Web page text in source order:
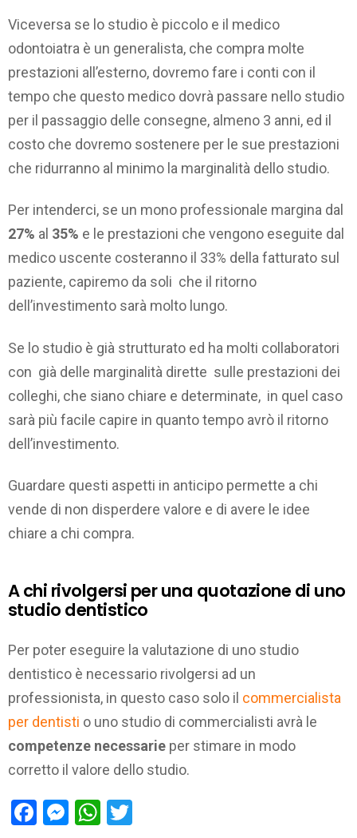
Viceversa se lo studio è piccolo e il medico
odontoiatra è un generalista, che compra molte
prestazioni all’esterno, dovremo fare i conti con il
tempo che questo medico dovrà passare nello studio
per il passaggio delle consegne, almeno 3 anni, ed il
costo che dovremo sostenere per le sue prestazioni
che ridurranno al minimo la marginalità dello studio.
Per intenderci, se un mono professionale margina dal
27% al 35% e le prestazioni che vengono eseguite dal
medico uscente costeranno il 33% della fatturato sul
paziente, capiremo da soli che il ritorno
dell’investimento sarà molto lungo.
Se lo studio è già strutturato ed ha molti collaboratori
con già delle marginalità dirette sulle prestazioni dei
colleghi, che siano chiare e determinate, in quel caso
sarà più facile capire in quanto tempo avrò il ritorno
dell’investimento.
Guardare questi aspetti in anticipo permette a chi
vende di non disperdere valore e di avere le idee
chiare a chi compra.
A chi rivolgersi per una quotazione di uno
studio dentistico
Per poter eseguire la valutazione di uno studio
dentistico è necessario rivolgersi ad un
professionista, in questo caso solo il commercialista
per dentisti o uno studio di commercialisti avrà le
competenze necessarie per stimare in modo
corretto il valore dello studio.
Facebook
Messenger
WhatsApp